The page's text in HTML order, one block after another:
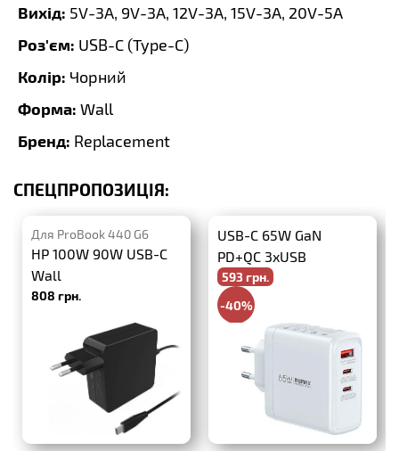
Вихід: 5V-3A, 9V-3A, 12V-3A, 15V-3A, 20V-5A
Роз'єм: USB-C (Type-C)
Колір: Чорний
Форма: Wall
Бренд: Replacement
СПЕЦПРОПОЗИЦІЯ:
Для ProBook 440 G6
HP 100W 90W USB-C
Wall
808 грн.
USB-C 65W GaN
PD+QC 3xUSB
593 грн.
-40%
988 грн.